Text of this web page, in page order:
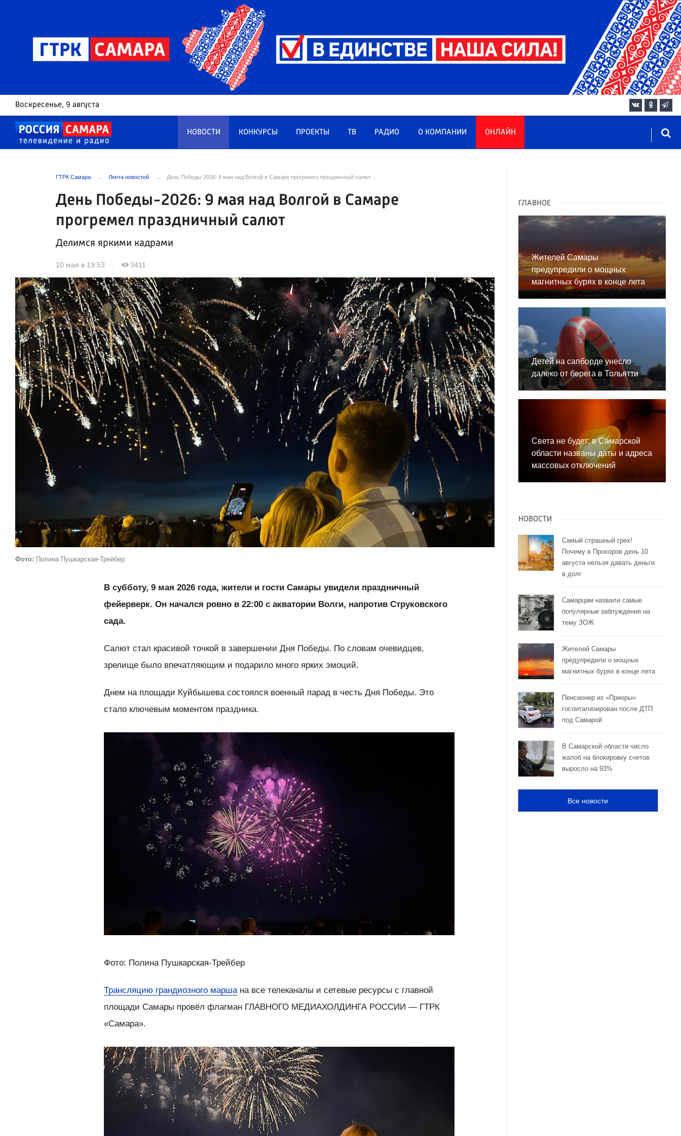
Воскресенье, 9 августа
НОВОСТИ КОНКУРСЫ ПРОЕКТЫ ТВ РАДИО О КОМПАНИИ ОНЛАЙН
ГТРК Самара Лента новостей День Победы-2026: 9 мая над Волгой в Самаре прогремел праздничный салют
День Победы-2026: 9 мая над Волгой в Самаре
прогремел праздничный салют
Делимся яркими кадрами
10 мая в 19:53 3411
Фото: Полина Пушкарская-Трейбер
В субботу, 9 мая 2026 года, жители и гости Самары увидели праздничный
фейерверк. Он начался ровно в 22:00 с акватории Волги, напротив Струковского
сада.
Салют стал красивой точкой в завершении Дня Победы. По словам очевидцев,
зрелище было впечатляющим и подарило много ярких эмоций.
Днем на площади Куйбышева состоялся военный парад в честь Дня Победы. Это
стало ключевым моментом праздника.
Фото: Полина Пушкарская-Трейбер
Трансляцию грандиозного маршана все телеканалы и сетевые ресурсы с главной
площади Самары провёл флагман ГЛАВНОГО МЕДИАХОЛДИНГА РОССИИ — ГТРК
«Самара».
ГЛАВНОЕ
Жителей Самары
предупредили о мощных
магнитных бурях в конце лета
Детей на сапборде унесло
далеко от берега в Тольятти
Света не будет: в Самарской
области названы даты и адреса
массовых отключений
НОВОСТИ
Самый страшный грех!
Почему в Прохоров день 10
августа нельзя давать деньги
в долг
Самарцам назвали самые
популярные заблуждения на
тему ЗОЖ
Жителей Самары
предупредили о мощных
магнитных бурях в конце лета
Пенсионер из «Приоры»
госпитализирован после ДТП
под Самарой
В Самарской области число
жалоб на блокировку счетов
выросло на 93%
Все новости